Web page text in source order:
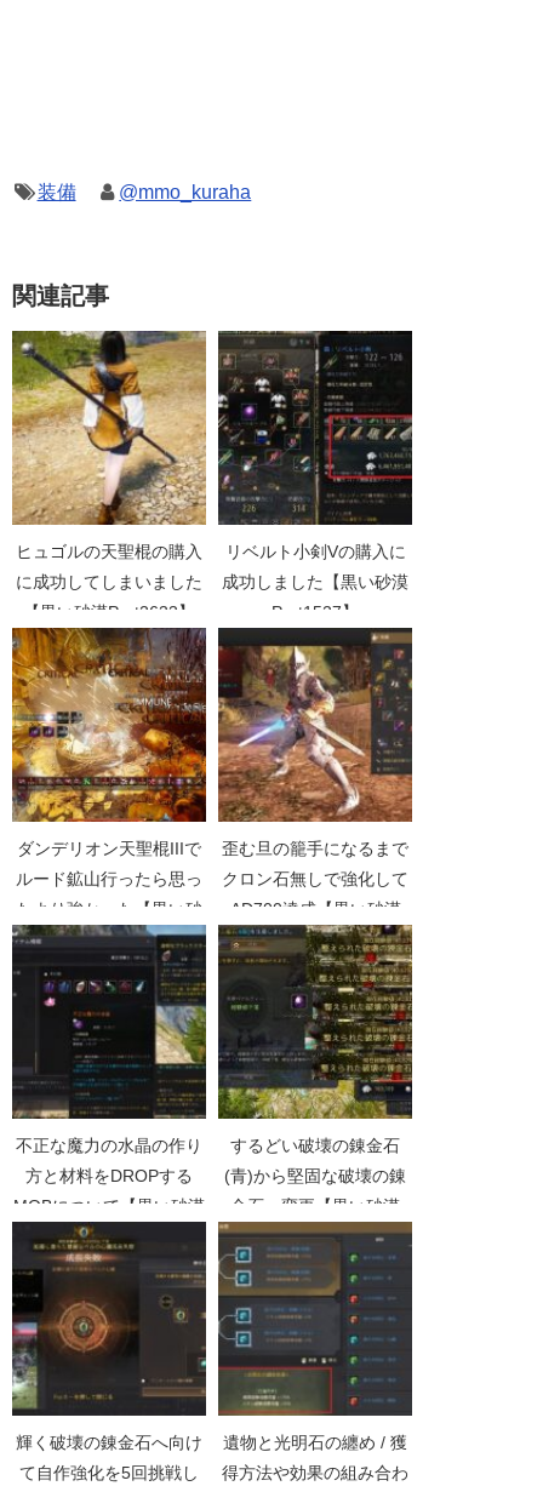
装備 @mmo_kuraha
関連記事
ヒュゴルの天聖棍の購入
に成功してしまいました
【黒い砂漠Part2633】
リベルト小剣Vの購入に
成功しました【黒い砂漠
Part1527】
ダンデリオン天聖棍IIIで
ルード鉱山行ったら思っ
たより強かった【黒い砂
漠Part809】
歪む旦の籠手になるまで
クロン石無しで強化して
AD700達成【黒い砂漠
Part4383】
不正な魔力の水晶の作り
方と材料をDROPする
MOBについて【黒い砂漠
Part2439】
するどい破壊の錬金石
(青)から堅固な破壊の錬
金石へ変更【黒い砂漠
Part1595】
輝く破壊の錬金石へ向け
て自作強化を5回挑戦し
遺物と光明石の纏め / 獲
得方法や効果の組み合わ